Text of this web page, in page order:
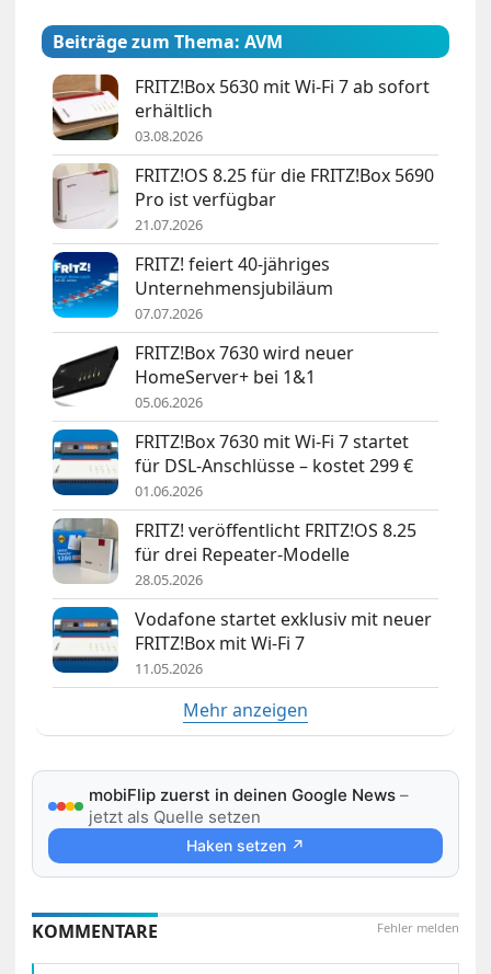
Beiträge zum Thema: AVM
FRITZ!Box 5630 mit Wi-Fi 7 ab sofort
erhältlich
03.08.2026
FRITZ!OS 8.25 für die FRITZ!Box 5690
Pro ist verfügbar
21.07.2026
FRITZ! feiert 40-jähriges
Unternehmensjubiläum
07.07.2026
FRITZ!Box 7630 wird neuer
HomeServer+ bei 1&1
05.06.2026
FRITZ!Box 7630 mit Wi-Fi 7 startet
für DSL-Anschlüsse – kostet 299 €
01.06.2026
FRITZ! veröffentlicht FRITZ!OS 8.25
für drei Repeater-Modelle
28.05.2026
Vodafone startet exklusiv mit neuer
FRITZ!Box mit Wi-Fi 7
11.05.2026
Mehr anzeigen
mobiFlip zuerst in deinen Google News –
jetzt als Quelle setzen
Haken setzen ↗
Fehler melden
KOMMENTARE